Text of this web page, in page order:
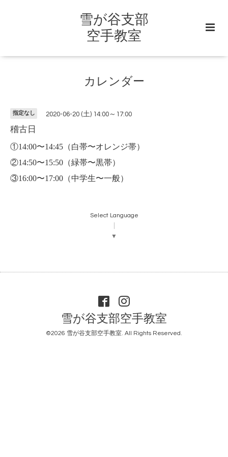
雪が谷支部
空手教室
カレンダー
指定なし 2020-06-20 (土) 14:00～17:00
稽古日
①14:00〜14:45（白帯〜オレンジ帯）
②14:50〜15:50（緑帯〜黒帯）
③16:00〜17:00（中学生〜一般）
Select Language
▼
雪が谷支部空手教室
©2026 雪が谷支部空手教室. All Rights Reserved.